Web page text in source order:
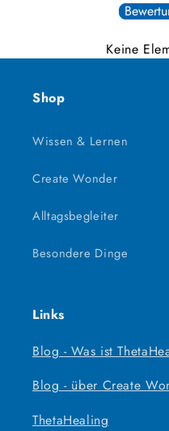
Keine
Shop
Wissen & Lernen
Create Wonder
Alltagsbegleiter
Besondere Dinge
Links
Blog - Was ist
Blog - über Create
ThetaHealing